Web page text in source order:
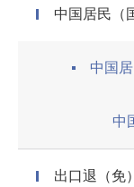
中国居民（
中国
中
出口退（免